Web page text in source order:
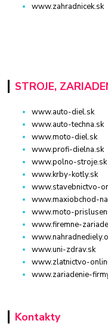
www.zahradnicek.sk
STROJE,
www.auto-diel.sk
www.auto-techna.sk
www.moto-diel.sk
www.profi-dielna.sk
www.polno-stroje.sk
www.krby-kotly.sk
www.stavebnictvo-
www.maxiobchod-
www.moto-
www.firemne-
www.uni-zdrav.sk
www.zlatnictvo-
www.zariadenie-
Kontakty